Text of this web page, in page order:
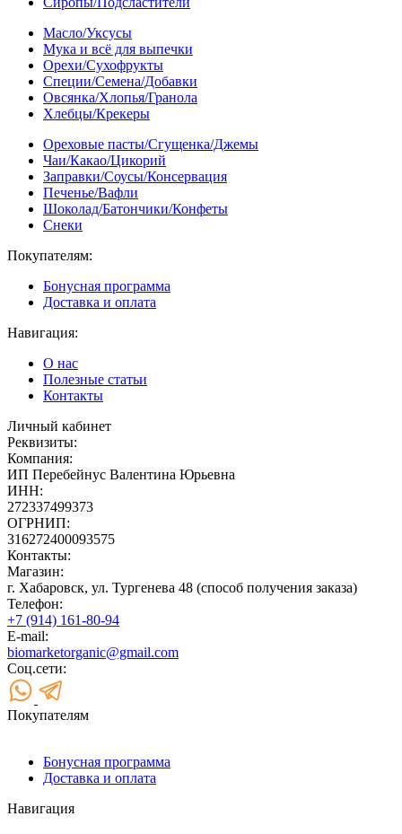
Масло/Уксусы
Мука и всё для выпечки
Орехи/Сухофрукты
Специи/Семена/Добавки
Овсянка/Хлопья/Гранола
Хлебцы/Крекеры
Ореховые пасты/Сгущенка/Джемы
Чаи/Какао/Цикорий
Заправки/Соусы/Консервация
Печенье/Вафли
Шоколад/Батончики/Конфеты
Снеки
Покупателям:
Бонусная программа
Доставка и оплата
Навигация:
О нас
Полезные статьи
Контакты
Личный кабинет
Реквизиты:
Компания:
ИП Перебейнус Валентина Юрьевна
ИНН:
272337499373
ОГРНИП:
316272400093575
Контакты:
Магазин:
г. Хабаровск, ул. Тургенева 48 (способ получения заказа)
Телефон:
+7 (914) 161-80-94
E-mail:
biomarketorganic@gmail.com
Соц.сети:
Покупателям
Бонусная программа
Доставка и оплата
Навигация